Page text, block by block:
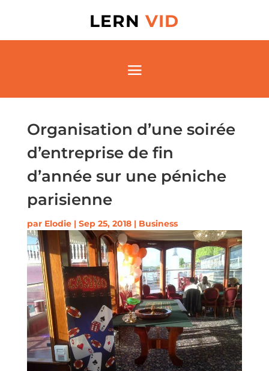
LERNVID
Organisation d’une soirée
d’entreprise de fin
d’année sur une péniche
parisienne
par Elodie| Sep 25, 2018| Business